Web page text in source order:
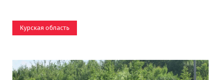
Курская область